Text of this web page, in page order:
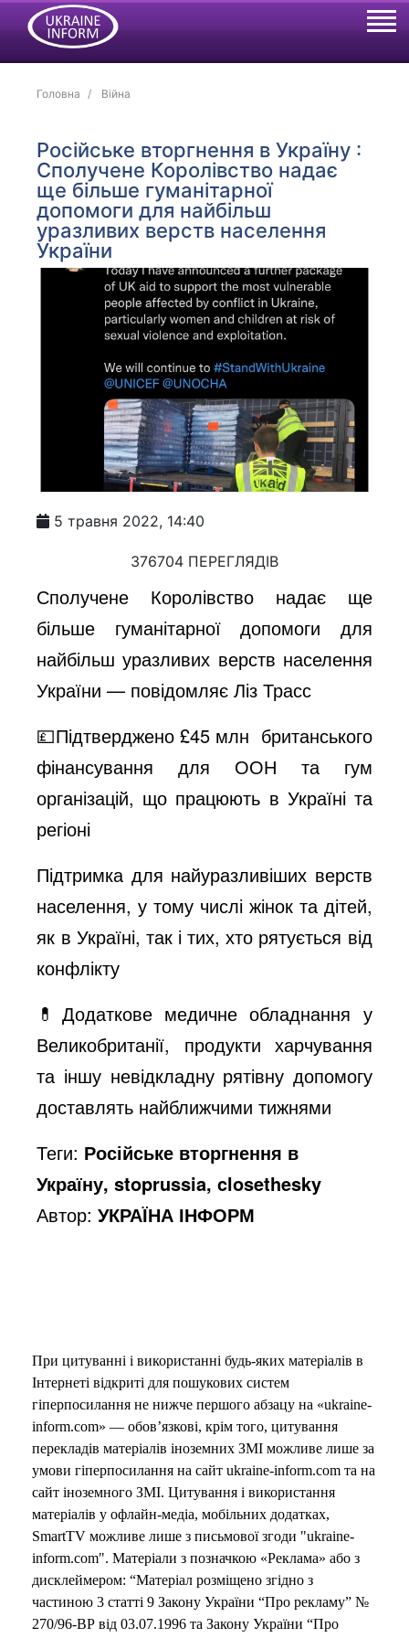
Головна Війна
Російське вторгнення в Україну :
Сполучене Королівство надає
ще більше гуманітарної
допомоги для найбільш
уразливих верств населення
України
5 травня 2022, 14:40
376704 ПЕРЕГЛЯДІВ
Сполучене Королівство надає ще
більше гуманітарної допомоги для
найбільш уразливих верств населення
України — повідомляє Ліз Трасс
💷Підтверджено £45 млн британського
фінансування для ООН та гум
організацій, що працюють в Україні та
регіоні
Підтримка для найуразливіших верств
населення, у тому числі жінок та дітей,
як в Україні, так і тих, хто рятується від
конфлікту
💊Додаткове медичне обладнання у
Великобританії, продукти харчування
та іншу невідкладну рятівну допомогу
доставлять найближчими тижнями
Теги: Російське вторгнення в
Україну, stoprussia, closethesky
Автор:УКРАЇНА ІНФОРМ
При цитуванні і використанні будь-яких матеріалів в
Інтернеті відкриті для пошукових систем
гіперпосилання не нижче першого абзацу на «ukraine-
inform.com» — обов’язкові, крім того, цитування
перекладів матеріалів іноземних ЗМІ можливе лише за
умови гіперпосилання на сайт ukraine-inform.com та на
сайт іноземного ЗМІ. Цитування і використання
матеріалів у офлайн-медіа, мобільних додатках,
SmartTV можливе лише з письмової згоди "ukraine-
inform.com". Матеріали з позначкою «Реклама» або з
дисклеймером: “Матеріал розміщено згідно з
частиною 3 статті 9 Закону України “Про рекламу” №
270/96-ВР від 03.07.1996 та Закону України “Про